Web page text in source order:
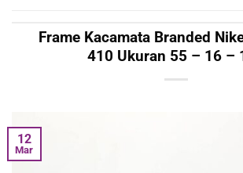
Frame Kacamata Branded
410 Ukuran 55 – 16 –
12
Mar